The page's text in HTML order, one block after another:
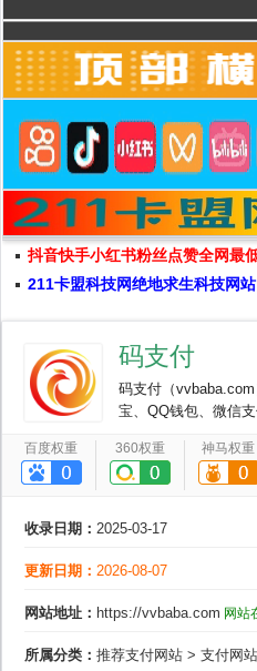
抖音快手小红书粉丝点赞全网最
211卡盟科技网绝地求生科技网站
码支付
码支付（
宝、QQ钱包、微信
百度权重 360权重 神马权重
收录日期： 2025-03-17
更新日期： 2026-08-07
网站地址： https://vvbaba.com 网站
所属分类： 推荐支付网站 > 支付网